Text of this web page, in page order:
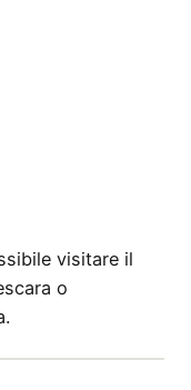
visitare il
o